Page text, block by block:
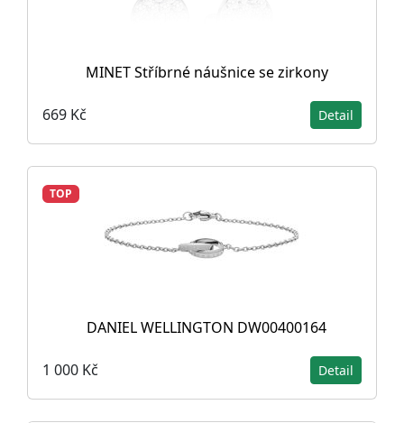
MINET Stříbrné náušnice se zirkony
669 Kč Detail
TOP
DANIEL WELLINGTON DW00400164
1 000 Kč Detail